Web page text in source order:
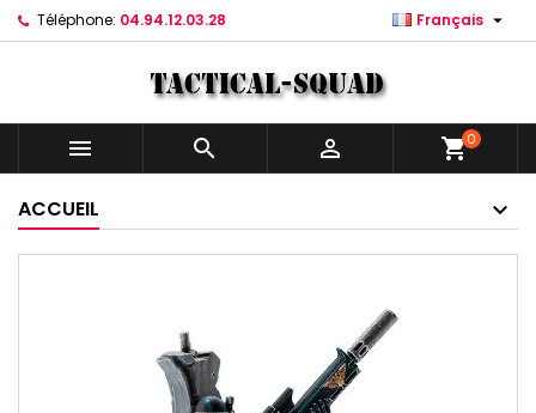
Téléphone: 04.94.12.03.28 Français 
   shopping_cart0
ACCUEIL